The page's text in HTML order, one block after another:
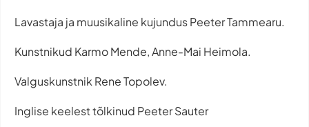
Lavastaja ja muusikaline kujundus Peeter Tammearu.
Kunstnikud Karmo Mende, Anne-Mai Heimola.
Valguskunstnik Rene Topolev.
Inglise keelest tõlkinud Peeter Sauter